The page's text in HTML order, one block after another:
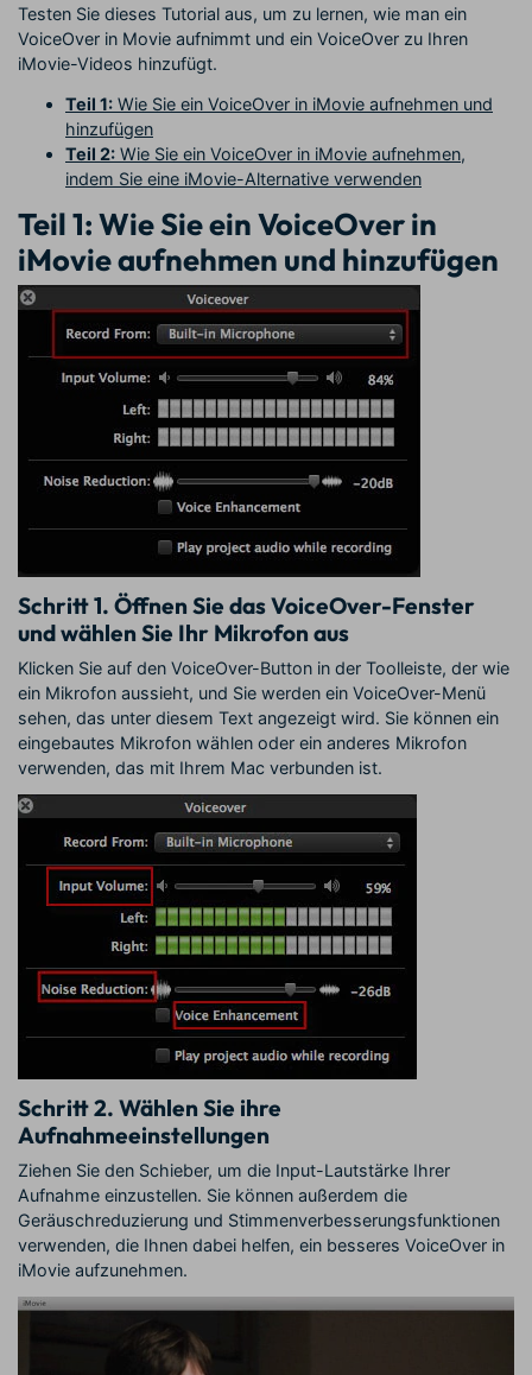
Blog
Testen Sie dieses Tutorial aus, um zu lernen, wie man ein
VoiceOver in Movie aufnimmt und ein VoiceOver zu Ihren
iMovie-Videos hinzufügt.
Teil 1: Wie Sie ein VoiceOver in iMovie aufnehmen und
hinzufügen
Teil 2: Wie Sie ein VoiceOver in iMovie aufnehmen,
indem Sie eine iMovie-Alternative verwenden
Teil 1: Wie Sie ein VoiceOver in
iMovie aufnehmen und hinzufügen
Schritt 1. Öffnen Sie das VoiceOver-Fenster
und wählen Sie Ihr Mikrofon aus
Klicken Sie auf den VoiceOver-Button in der Toolleiste, der wie
ein Mikrofon aussieht, und Sie werden ein VoiceOver-Menü
sehen, das unter diesem Text angezeigt wird. Sie können ein
eingebautes Mikrofon wählen oder ein anderes Mikrofon
verwenden, das mit Ihrem Mac verbunden ist.
Schritt 2. Wählen Sie ihre
Aufnahmeeinstellungen
Ziehen Sie den Schieber, um die Input-Lautstärke Ihrer
Aufnahme einzustellen. Sie können außerdem die
Geräuschreduzierung und Stimmenverbesserungsfunktionen
verwenden, die Ihnen dabei helfen, ein besseres VoiceOver in
iMovie aufzunehmen.